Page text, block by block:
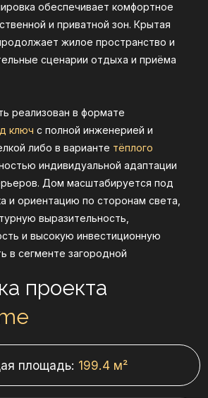
обеспечивает комфортное
и приватной зон. Крытая
жилое пространство и
сценарии отдыха и приёма
реализован в формате
ключ с полной инженерией и
либо в варианте тёплого
индивидуальной адаптации
Дом масштабируется под
и ориентацию по сторонам света,
выразительность,
и высокую инвестиционную
в сегменте загородной
проекта
контур:131.3 м²
площадь:199.4 м²